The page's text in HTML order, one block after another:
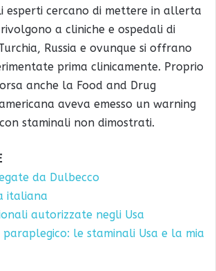
esperti cercano di mettere in allerta
a cliniche e ospedali di
Russia e ovunque si offrano
prima clinicamente. Proprio
anche la Food and Drug
aveva emesso un warning
staminali non dimostrati.
da Dulbecco
italiana
autorizzate negli Usa
paraplegico: le staminali Usa e la mia